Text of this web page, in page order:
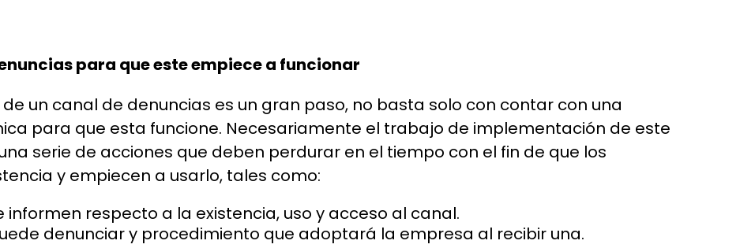
para que este empiece a funcionar
un canal de denuncias es un gran paso, no basta solo con contar con una
para que esta funcione. Necesariamente el trabajo de implementación de este
serie de acciones que deben perdurar en el tiempo con el fin de que los
y empiecen a usarlo, tales como:
respecto a la existencia, uso y acceso al canal.
denunciar y procedimiento que adoptará la empresa al recibir una.